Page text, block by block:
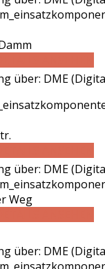
Weg